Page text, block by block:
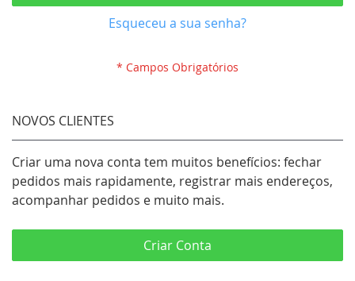
Esqueceu a sua senha?
NOVOS CLIENTES
Criar uma nova conta tem muitos benefícios: fechar
pedidos mais rapidamente, registrar mais endereços,
acompanhar pedidos e muito mais.
Criar Conta